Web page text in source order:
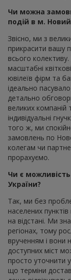
Чи можна
подій в м. Новий
Звісно, ми з
прикрасити вашу
всього
масштабні
ювілеїв фірм та
ідеально
детально
великих компаній
індивідуальні
того ж, ми
замовлень по
колегам чи
прорахуємо.
Чи є можливість
України?
Так, ми без
населених
на відстані. Ми
регіонах, тому
врученням і вони
доступних міст
просто уточнити
що терміни